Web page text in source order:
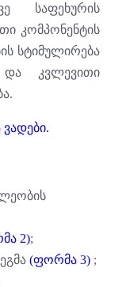
საფეხურის
კომპონენტის
სტიმულირება
და კვლევითი
2);
(ფორმა 3) ;